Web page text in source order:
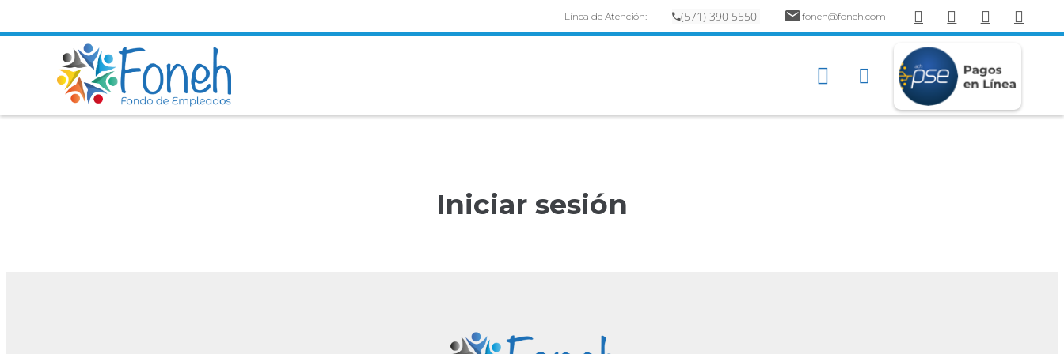
Línea de Atención: (571) 390 5550 foneh@foneh.com
Iniciar sesión